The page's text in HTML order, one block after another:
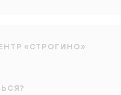
«СТРОГИНО»